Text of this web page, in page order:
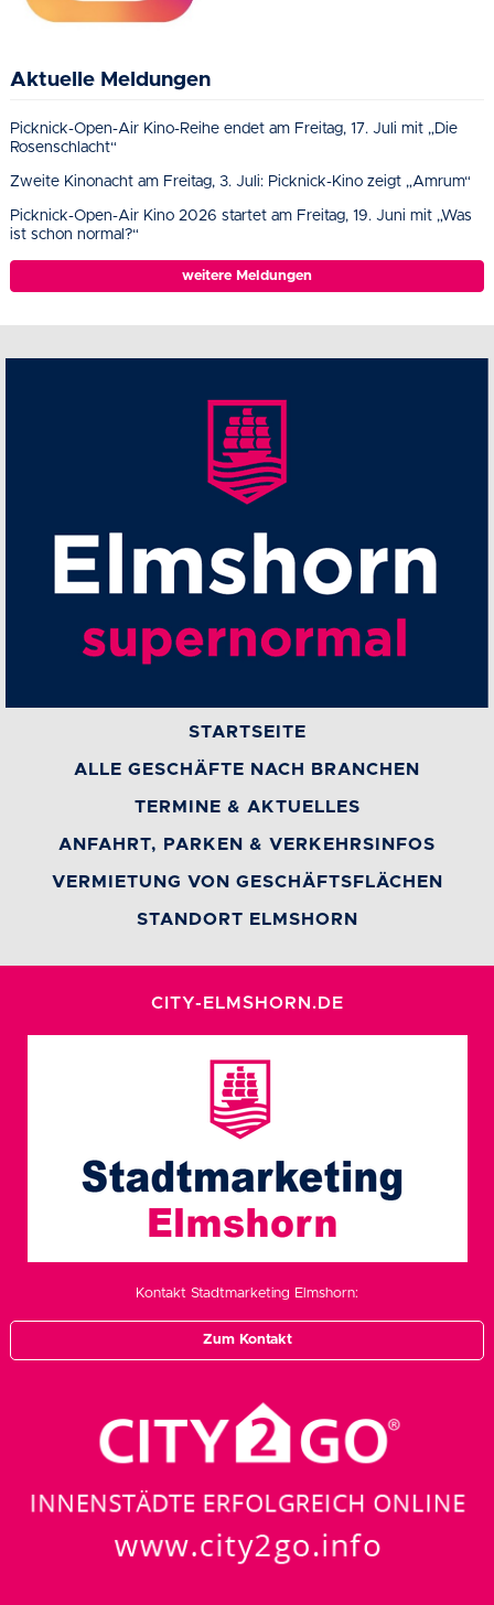
Aktuelle Meldungen
Picknick-Open-Air Kino-Reihe endet am Freitag, 17. Juli mit „Die
Rosenschlacht“
Zweite Kinonacht am Freitag, 3. Juli: Picknick-Kino zeigt „Amrum“
Picknick-Open-Air Kino 2026 startet am Freitag, 19. Juni mit „Was
ist schon normal?“
weitere Meldungen
STARTSEITE
ALLE GESCHÄFTE NACH BRANCHEN
TERMINE & AKTUELLES
ANFAHRT, PARKEN & VERKEHRSINFOS
VERMIETUNG VON GESCHÄFTSFLÄCHEN
STANDORT ELMSHORN
CITY-ELMSHORN.DE
Kontakt Stadtmarketing Elmshorn:
Zum Kontakt